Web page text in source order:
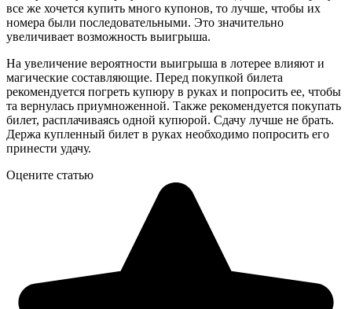
все же хочется купить много купонов, то лучше, чтобы их
номера были последовательными. Это значительно
увеличивает возможность выигрыша.
На увеличение вероятности выигрыша в лотерее влияют и
магические составляющие. Перед покупкой билета
рекомендуется погреть купюру в руках и попросить ее, чтобы
та вернулась приумноженной. Также рекомендуется покупать
билет, расплачиваясь одной купюрой. Сдачу лучше не брать.
Держа купленный билет в руках необходимо попросить его
принести удачу.
Оцените статью